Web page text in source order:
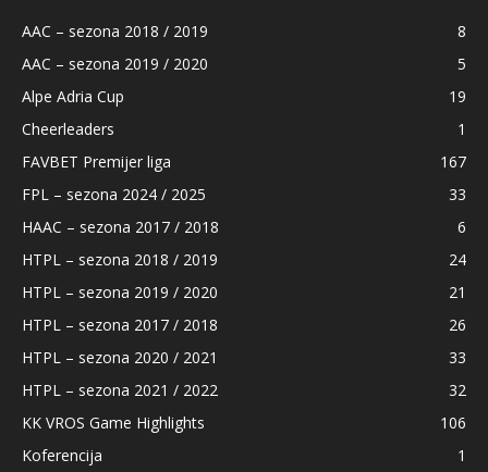
AAC – sezona 2018 / 2019
8
AAC – sezona 2019 / 2020
5
Alpe Adria Cup
19
Cheerleaders
1
FAVBET Premijer liga
167
FPL – sezona 2024 / 2025
33
HAAC – sezona 2017 / 2018
6
HTPL – sezona 2018 / 2019
24
HTPL – sezona 2019 / 2020
21
HTPL – sezona 2017 / 2018
26
HTPL – sezona 2020 / 2021
33
HTPL – sezona 2021 / 2022
32
KK VROS Game Highlights
106
Koferencija
1